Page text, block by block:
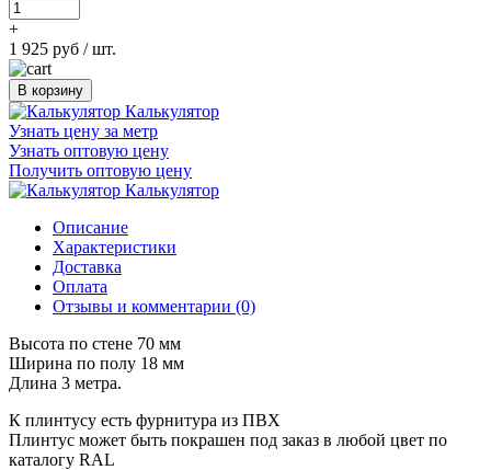
+
1 925 руб / шт.
В корзину
Калькулятор
Узнать цену за метр
Узнать оптовую цену
Получить оптовую цену
Калькулятор
Описание
Характеристики
Доставка
Оплата
Отзывы и комментарии (0)
Высота по стене 70 мм
Ширина по полу 18 мм
Длина 3 метра.
К плинтусу есть фурнитура из ПВХ
Плинтус может быть покрашен под заказ в любой цвет по
каталогу RAL